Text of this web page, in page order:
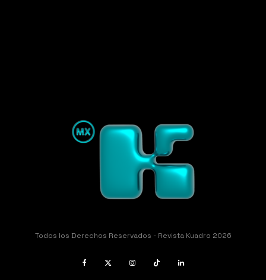
Todos los Derechos Reservados - Revista Kuadro 2026